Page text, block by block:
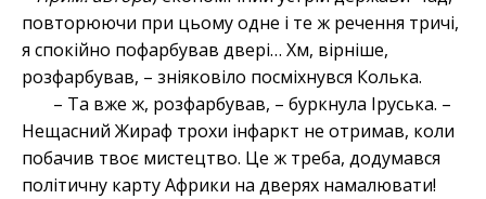
повторюючи при цьому одне і те ж речення тричі,
я спокійно пофарбував двері… Хм, вірніше,
розфарбував, – зніяковіло посміхнувся Колька.
– Та вже ж, розфарбував, – буркнула Іруська. –
Нещасний Жираф трохи інфаркт не отримав, коли
побачив твоє мистецтво. Це ж треба, додумався
політичну карту Африки на дверях намалювати!